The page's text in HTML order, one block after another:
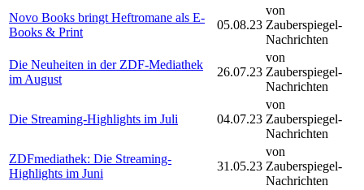
Novo Books bringt Heftromane als E-
Books & Print
05.08.23
von
Zauberspiegel-
Nachrichten
Die Neuheiten in der ZDF-Mediathek
im August
26.07.23
von
Zauberspiegel-
Nachrichten
Die Streaming-Highlights im Juli 04.07.23
von
Zauberspiegel-
Nachrichten
ZDFmediathek: Die Streaming-
Highlights im Juni
31.05.23
von
Zauberspiegel-
Nachrichten